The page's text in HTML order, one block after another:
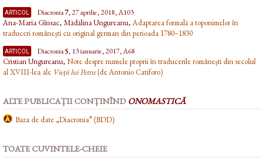
articol
Diacronia7, 27 aprilie, 2018, A103
Ana-Maria Gînsac, Mădălina Ungureanu,Adaptarea formală a toponimelor în
traduceri românești cu original german din perioada 1780–1830
articol
Diacronia5, 13 ianuarie, 2017, A68
Cristian Ungureanu, Note despre numele proprii în traducerile românești din secolul
al XVIII-lea ale Vieții lui Petru(de Antonio Catiforo)
ALTE PUBLICAȚII CONȚINÎND ONOMASTICĂ
Baza de date „Diacronia” (BDD)
TOATE CUVINTELE-CHEIE